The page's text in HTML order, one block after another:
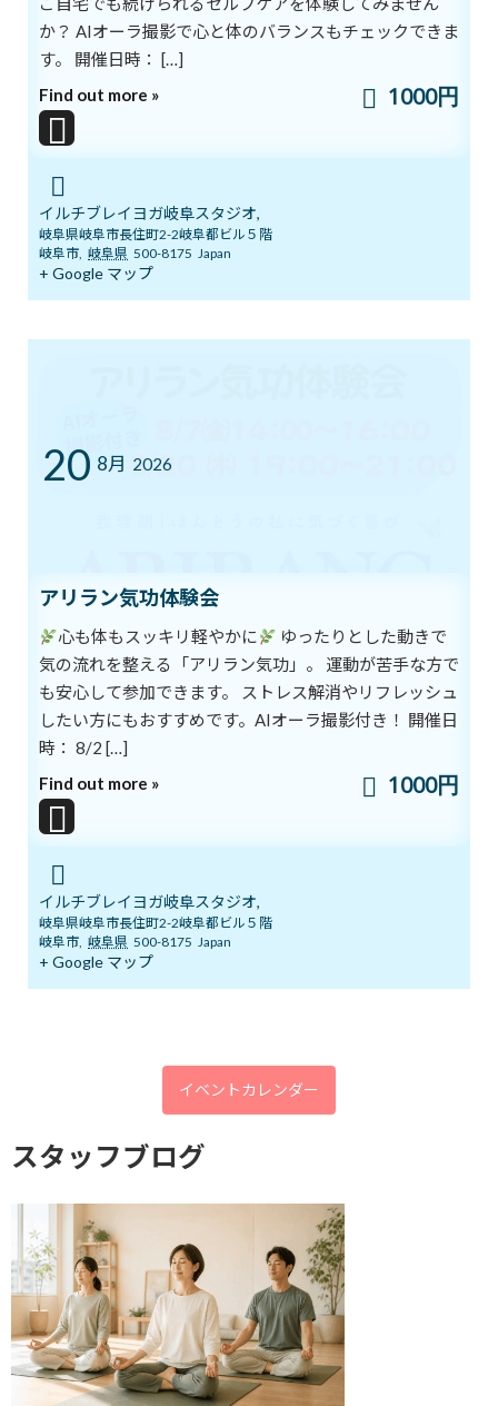
2021年8月1日
次の記事
8月夏休みワンコイン体験会
2021年8月3日
ブログ
YouTube1万人突破記念 入会金０円キャ
ンペーン中！
2026年7月5日
ブログ
まだ間に合う！ワンコインでヨガ体験＆
チャクラバランスチェック
ブログ
本日開催！オンライン無料講座 3ボデ
ィ＆7チャクラ 特別トレーニング
す
2026年6月13日
ブログ
５月１９日 3ボディ＆7チャクラ特別ト
レーニングの案内
2026年5月18日
か？ AIオーラ撮影で心と体のバランスもチェックできま
す。 開催日時： […]
Find out more »
1000円
イルチブレイヨガ岐阜スタジオ,
岐阜県岐阜市長住町2-2岐阜都ビル５階
岐阜市, 岐阜県 500-8175 Japan
+ Google マップ
20 8月 2026
アリラン気功体験会
心も体もスッキリ軽やかに
ゆったりとした動きで
気の流れを整える「アリラン気功」。 運動が苦手な方で
も安心して参加できます。 ストレス解消やリフレッシュ
したい方にもおすすめです。AIオーラ撮影付き！ 開催日
時： 8/2 […]
Find out more »
1000円
イルチブレイヨガ岐阜スタジオ,
岐阜県岐阜市長住町2-2岐阜都ビル５階
岐阜市, 岐阜県 500-8175 Japan
+ Google マップ
イベントカレンダー
スタッフブログ